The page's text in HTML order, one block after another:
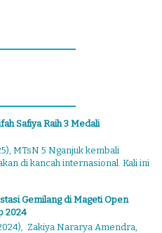
Safiya Raih 3 Medali
MTsN 5 Nganjuk kembali
di kancah internasional. Kali ini
Gemilang di Mageti Open
2024
Zakiya Nararya Amendra,